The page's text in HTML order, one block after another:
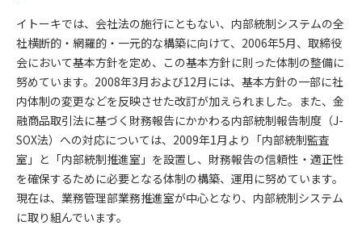
イトーキでは、会社法の施行にともない、内部統制システムの全
社横断的・網羅的・一元的な構築に向けて、2006年5月、取締役
会において基本方針を定め、この基本方針に則った体制の整備に
努めています。2008年3月および12月には、基本方針の一部に社
内体制の変更などを反映させた改訂が加えられました。また、金
融商品取引法に基づく財務報告にかかわる内部統制報告制度（J-
SOX法）への対応については、2009年1月より「内部統制監査
室」と「内部統制推進室」を設置し、財務報告の信頼性・適正性
を確保するために必要となる体制の構築、運用に努めています。
現在は、業務管理部業務推進室が中心となり、内部統制システム
に取り組んでいます。